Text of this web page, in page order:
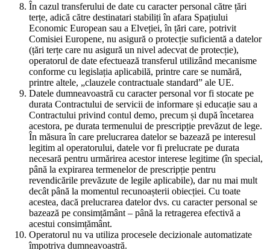
În cazul transferului de date cu caracter personal către țări
terțe, adică către destinatari stabiliți în afara Spațiului
Economic European sau a Elveției, în țări care, potrivit
Comisiei Europene, nu asigură o protecție suficientă a datelor
(țări terțe care nu asigură un nivel adecvat de protecție),
operatorul de date efectuează transferul utilizând mecanisme
conforme cu legislația aplicabilă, printre care se numără,
printre altele, „clauzele contractuale standard” ale UE.
Datele dumneavoastră cu caracter personal vor fi stocate pe
durata Contractului de servicii de informare și educație sau a
Contractului privind contul demo, precum și după încetarea
acestora, pe durata termenului de prescripție prevăzut de lege.
În măsura în care prelucrarea datelor se bazează pe interesul
legitim al operatorului, datele vor fi prelucrate pe durata
necesară pentru urmărirea acestor interese legitime (în special,
până la expirarea termenelor de prescripție pentru
revendicările prevăzute de legile aplicabile), dar nu mai mult
decât până la momentul recunoașterii obiecției. Cu toate
acestea, dacă prelucrarea datelor dvs. cu caracter personal se
bazează pe consimțământ – până la retragerea efectivă a
acestui consimțământ.
Operatorul nu va utiliza procesele decizionale automatizate
împotriva dumneavoastră.